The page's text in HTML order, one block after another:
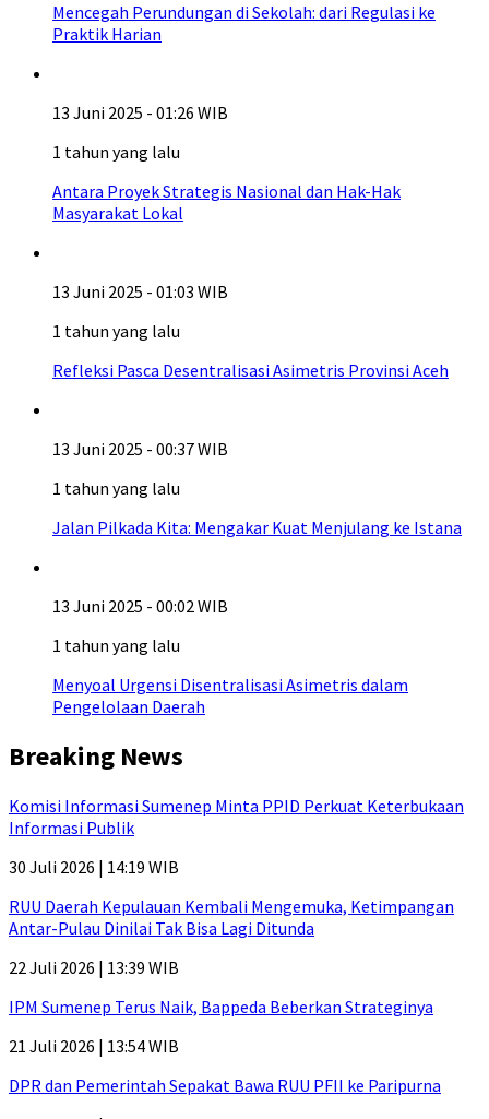
Mencegah Perundungan di Sekolah: dari Regulasi ke
Praktik Harian
13 Juni 2025 - 01:26 WIB
1 tahun yang lalu
Antara Proyek Strategis Nasional dan Hak-Hak
Masyarakat Lokal
13 Juni 2025 - 01:03 WIB
1 tahun yang lalu
Refleksi Pasca Desentralisasi Asimetris Provinsi Aceh
13 Juni 2025 - 00:37 WIB
1 tahun yang lalu
Jalan Pilkada Kita: Mengakar Kuat Menjulang ke Istana
13 Juni 2025 - 00:02 WIB
1 tahun yang lalu
Menyoal Urgensi Disentralisasi Asimetris dalam
Pengelolaan Daerah
Breaking News
Komisi Informasi Sumenep Minta PPID Perkuat Keterbukaan
Informasi Publik
30 Juli 2026 | 14:19 WIB
RUU Daerah Kepulauan Kembali Mengemuka, Ketimpangan
Antar-Pulau Dinilai Tak Bisa Lagi Ditunda
22 Juli 2026 | 13:39 WIB
IPM Sumenep Terus Naik, Bappeda Beberkan Strateginya
21 Juli 2026 | 13:54 WIB
DPR dan Pemerintah Sepakat Bawa RUU PFII ke Paripurna